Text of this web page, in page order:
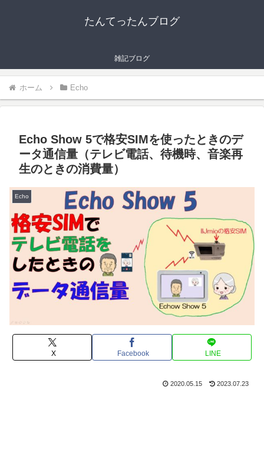
たんてったんブログ
雑記ブログ
ホーム Echo
Echo Show 5で格安SIMを使ったときのデ
ータ通信量（テレビ電話、待機時、音楽再
生のときの消費量）
Echo
X Facebook LINE
2020.05.15 2023.07.23